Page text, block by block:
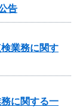
告
業務に関す
に関する一